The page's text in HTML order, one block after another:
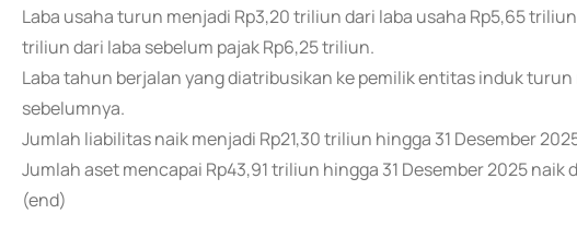
Laba usaha turun menjadi Rp3,20 triliun dari laba usaha Rp5,65
triliun dari laba sebelum pajak Rp6,25 triliun.
Laba tahun berjalan yang diatribusikan ke pemilik entitas induk
sebelumnya.
Jumlah liabilitas naik menjadi Rp21,30 triliun hingga 31 Desember
Jumlah aset mencapai Rp43,91 triliun hingga 31 Desember 2025 naik
(end)